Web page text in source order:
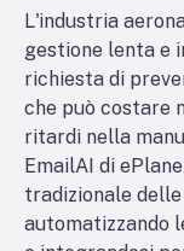
L'industria
gestione lenta e
richiesta di
che può costare
ritardi nella
EmailAI di
tradizionale
automatizzando